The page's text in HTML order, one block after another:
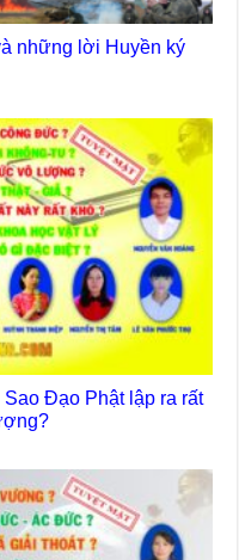
những lời Huyền ký
Đạo Phật lập ra rất